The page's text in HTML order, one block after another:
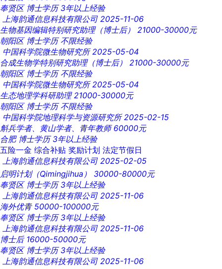
奉贤区 博士学历 3年以上经验
上海韵通信息科技有限公司 2025-11-06
生物基因编辑特别研究助理（博士后）
21000-30000元
朝阳区 博士学历 不限经验
中国科学院微生物研究所 2025-05-04
合成生物学特别研究助理（博士后）
21000-30000元
朝阳区 博士学历 不限经验
中国科学院微生物研究所 2025-05-04
生态地理学科研助理 21000-30000元
朝阳区 博士学历 不限经验
中国科学院地理科学与资源研究所 2025-02-15
斛兵学者、黄山学者、青年教师 60000元
合肥 博士学历 3年以上经验
五险一金 综合补贴 奖励计划 法定节假日
上海韵通信息科技有限公司 2025-02-05
启明计划（Qimingjihua）
30000-80000元
奉贤区 博士学历 3年以上经验
上海韵通信息科技有限公司 2025-11-06
海外优青 50000-100000元
奉贤区 博士学历 3年以上经验
上海韵通信息科技有限公司 2025-11-06
博士后 16000-50000元
奉贤区 博士学历 3年以上经验
上海韵通信息科技有限公司 2025-11-06